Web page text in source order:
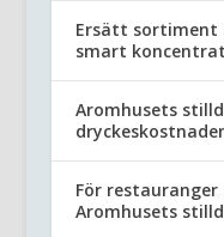
Ersätt sortiment
smart
Aromhusets
För
Aromhusets